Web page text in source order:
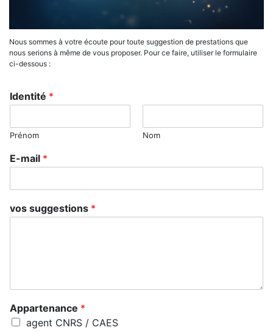
Nous sommes à votre écoute pour toute suggestion de prestations que
nous serions à même de vous proposer. Pour ce faire, utiliser le formulaire
ci-dessous :
Identité *
Prénom Nom
s
u
g
s
A
p
a
E-mail *
vos suggestions *
Appartenance *
agent CNRS / CAES